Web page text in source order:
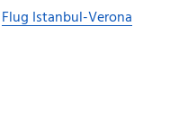
Flug Istanbul-Verona